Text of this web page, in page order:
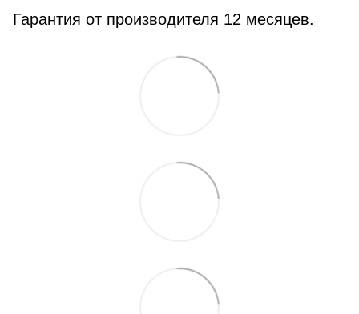
Гарантия от производителя 12 месяцев.